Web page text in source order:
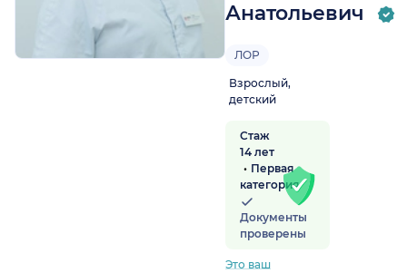
Анатольевич
ЛОР
Взрослый,
детский
Стаж
14 лет
Первая
категория
Документы
проверены
Это ваш